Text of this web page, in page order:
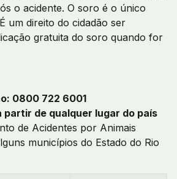
o acidente. O soro é o único
um direito do cidadão ser
gratuita do soro quando for
0800 722 6001
partir de qualquer lugar do país
de Acidentes por Animais
municípios do Estado do Rio